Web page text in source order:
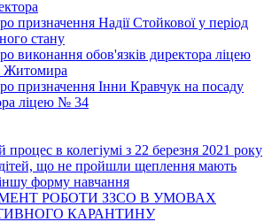
призначення Надії Стойкової у період
стану
виконання обов'язків директора ліцею
призначення Інни Кравчук на посаду
ліцею № 34
процес в колегіумі з 22 березня 2021 року
що не пройшли щеплення мають
форму навчання
РОБОТИ ЗЗСО В УМОВАХ
КАРАНТИНУ